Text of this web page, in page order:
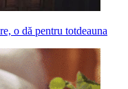
o dă pentru totdeauna